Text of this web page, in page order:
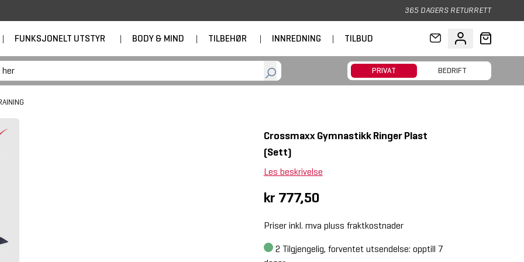
365 DAGERS RETURRETT
| FUNKSJONELT UTSTYR | BODY & MIND | TILBEHØR | INNREDNING | TILBUD
PRIVAT BEDRIFT
Crossmaxx Gymnastikk Ringer Plast
(Sett)
Les beskrivelse
kr 777,50
Priser inkl. mva pluss fraktkostnader
2 Tilgjengelig, forventet utsendelse: opptill 7